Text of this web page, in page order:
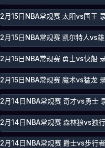
2月15日NBA常规赛 太阳vs国王
2月15日NBA常规赛 凯尔特人vs
2月15日NBA常规赛 勇士vs快船
2月15日NBA常规赛 魔术vs猛龙
2月14日NBA常规赛 奇才vs勇士
2月14日NBA常规赛 森林狼vs独
2月14日NBA常规赛 爵士vs步行